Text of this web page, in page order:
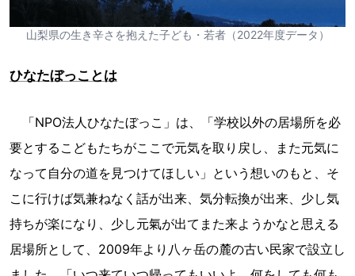
山梨県の生き辛さを抱えた子ども・若者（2022年度データ）
ひなたぼっことは
「NPO法人ひなたぼっこ」は、「学校以外の居場所を必
要とするこどもたちがここで元気を取り戻し、また元気に
なって自分の道を見つけてほしい」という想いのもと、そ
こに行けば気兼ねなく話が出来、気分転換が出来、少し気
持ちが楽になり、少し元氣が出てまた来ようかなと思える
居場所として、2009年より八ヶ岳の麓の古い民家で設立し